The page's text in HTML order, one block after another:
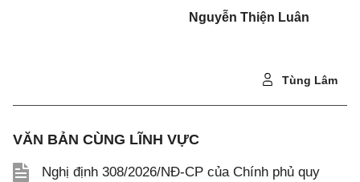
Nguyễn Thiện Luân
Tùng Lâm
VĂN BẢN CÙNG LĨNH VỰC
Nghị định 308/2026/NĐ-CP của Chính phủ quy